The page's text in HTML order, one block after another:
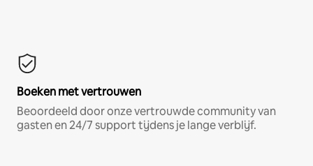
Boeken met vertrouwen
Beoordeeld door onze vertrouwde community van
gasten en 24/7 support tijdens je lange verblijf.